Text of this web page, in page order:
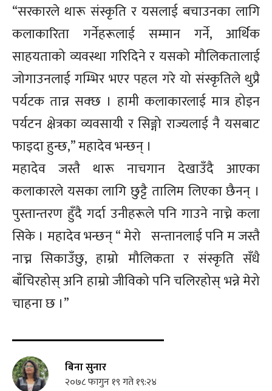
“सरकारले थारू संस्कृति र यसलाई बचाउनका लागि
कलाकारिता गर्नेहरूलाई सम्मान गर्ने, आर्थिक
साहयताको व्यवस्था गरिदिने र यसको मौलिकतालाई
जोगाउनलाई गम्भिर भएर पहल गरे यो संस्कृतिले थुप्रै
पर्यटक तान्न सक्छ । हामी कलाकारलाई मात्र होइन
पर्यटन क्षेत्रका व्यवसायी र सिङ्गो राज्यलाई नै यसबाट
फाइदा हुन्छ,” महादेव भन्छन् ।
महादेव जस्तै थारू नाचगान देखाउँदै आएका
कलाकारले यसका लागि छुट्टै तालिम लिएका छैनन् ।
पुस्तान्तरण हुँदै गर्दा उनीहरूले पनि गाउने नाच्ने कला
सिके । महादेव भन्छन् “ मेरो सन्तानलाई पनि म जस्तै
नाच्न सिकाउँछु, हाम्रो मौलिकता र संस्कृति सँधै
बाँचिरहोस् अनि हाम्रो जीविको पनि चलिरहोस् भन्ने मेरो
चाहना छ ।”
बिना सुनार
२०७८ फागुन १९ गते १९:२४